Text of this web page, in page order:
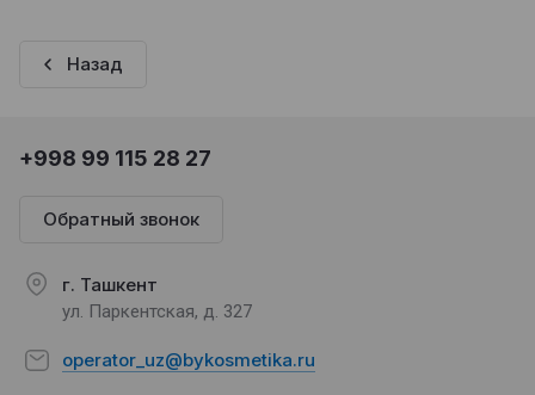
Назад
+998 99 115 28 27
Обратный звонок
г. Ташкент
ул. Паркентская, д. 327
operator_uz@bykosmetika.ru